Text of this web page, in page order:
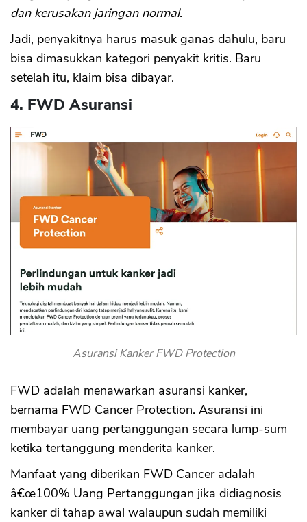
dan kerusakan jaringan normal.
Jadi, penyakitnya harus masuk ganas dahulu, baru
bisa dimasukkan kategori penyakit kritis. Baru
setelah itu, klaim bisa dibayar.
4. FWD Asuransi
Asuransi Kanker FWD Protection
FWD adalah menawarkan asuransi kanker,
bernama FWD Cancer Protection. Asuransi ini
membayar uang pertanggungan secara lump-sum
ketika tertanggung menderita kanker.
Manfaat yang diberikan FWD Cancer adalah
â€œ100% Uang Pertanggungan jika didiagnosis
kanker di tahap awal walaupun sudah memiliki